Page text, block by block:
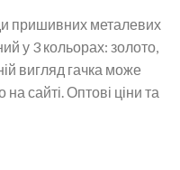
пришивних металевих
у 3 кольорах: золото,
вигляд гачка може
на сайті. Оптові ціни та